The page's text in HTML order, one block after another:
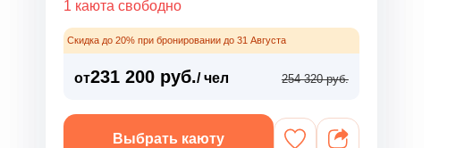
1 каюта свободно
Скидка до 20% при бронировании до 31 Августа
от231 200 руб./ чел 254 320 руб.
Выбрать каюту